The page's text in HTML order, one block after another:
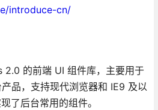
introduce-cn/
2.0 的前端 UI 组件库，主要用于
品，支持现代浏览器和 IE9 及以
了后台常用的组件。